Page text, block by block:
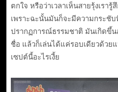
ตกใจ หรือว่าเวลาเห็นสายรุ้งเรารู้
เพราะฉะนั้นมันก็จะมีความกระชั
ปรากฏการณ์ธรรมชาติ มันเกิดขึ้น
ชื่อ แล้วก็เล่นได้แค่รอบเดียวด้วย
เซปต์นี้อะไรเงี้ย